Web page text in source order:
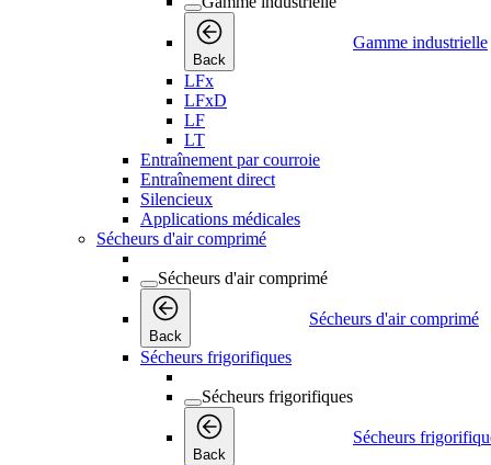
Back
Gamme industrielle
LFx
LFxD
LF
LT
Entraînement par courroie
Entraînement direct
Silencieux
Applications médicales
Sécheurs d'air comprimé
Sécheurs d'air comprimé
Back
Sécheurs d'air comprimé
Sécheurs frigorifiques
Sécheurs frigorifiques
Back
Sécheurs